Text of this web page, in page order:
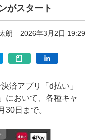
がスタート
朗 2026年3月2日 19:29
済アプリ「d払い」
において、各種キャ
30日まで。